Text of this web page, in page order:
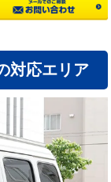
対応エリア